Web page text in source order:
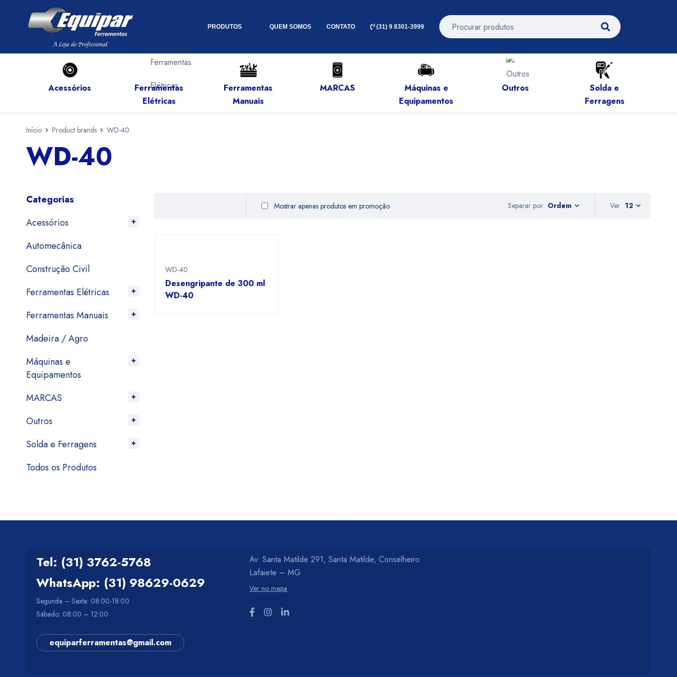
PRODUTOS QUEM SOMOS CONTATO (31) 9 8301-3999
Acessórios
Ferramentas
Elétricas
Ferramentas
Manuais
MARCAS
Máquinas e
Equipamentos
Outros
Solda e
Ferragens
Início Product brands WD-40
WD-40
Categorias
Acessórios
Automecânica
Construção Civil
Ferramentas Elétricas
Ferramentas Manuais
Madeira / Agro
Máquinas e
Equipamentos
MARCAS
Outros
Solda e Ferragens
Todos os Produtos
Separar por Ordem
Mostrar apenas produtos em promoção Ver 12
WD-40
Desengripante de 300 ml
WD-40
Tel: (31) 3762-5768
WhatsApp: (31) 98629-0629
Segunda – Sexta: 08:00-18:00
Sábado: 08:00 – 12:00
equiparferramentas@gmail.com
Av. Santa Matilde 291, Santa Matilde, Conselheiro
Lafaiete – MG
Ver no mapa